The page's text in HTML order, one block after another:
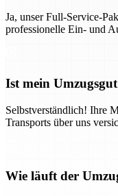
Ja, unser Full-Service-
professionelle Ein- und
Ist mein
Selbstverständlich! Ihre
Transports über uns
Wie läuft der